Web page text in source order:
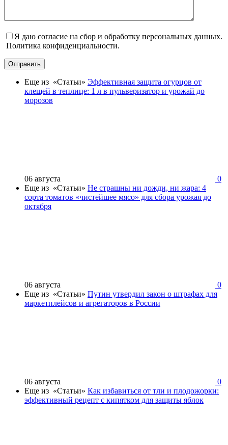
Я даю согласие на сбор и обработку персональных данных.
Политика конфиденциальности.
Отправить
Еще из «Статьи» Эффективная защита огурцов от
клещей в теплице: 1 л в пульверизатор и урожай до
морозов
06 августа
0
Еще из «Статьи» Не страшны ни дожди, ни жара: 4
сорта томатов «чистейшее мясо» для сбора урожая до
октября
06 августа
0
Еще из «Статьи» Путин утвердил закон о штрафах для
маркетплейсов и агрегаторов в России
06 августа
0
Еще из «Статьи» Как избавиться от тли и плодожорки:
эффективный рецепт с кипятком для защиты яблок